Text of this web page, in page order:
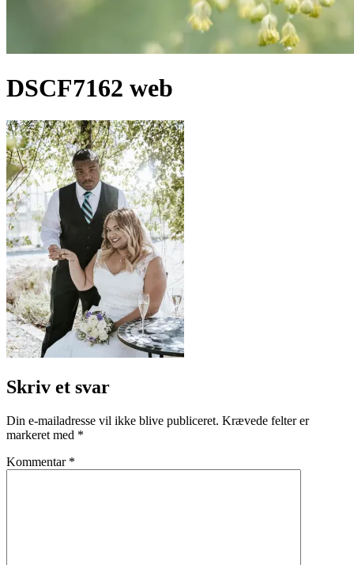
DSCF7162 web
Skriv et svar
Din e-mailadresse vil ikke blive publiceret. Krævede felter er
markeret med *
Kommentar *